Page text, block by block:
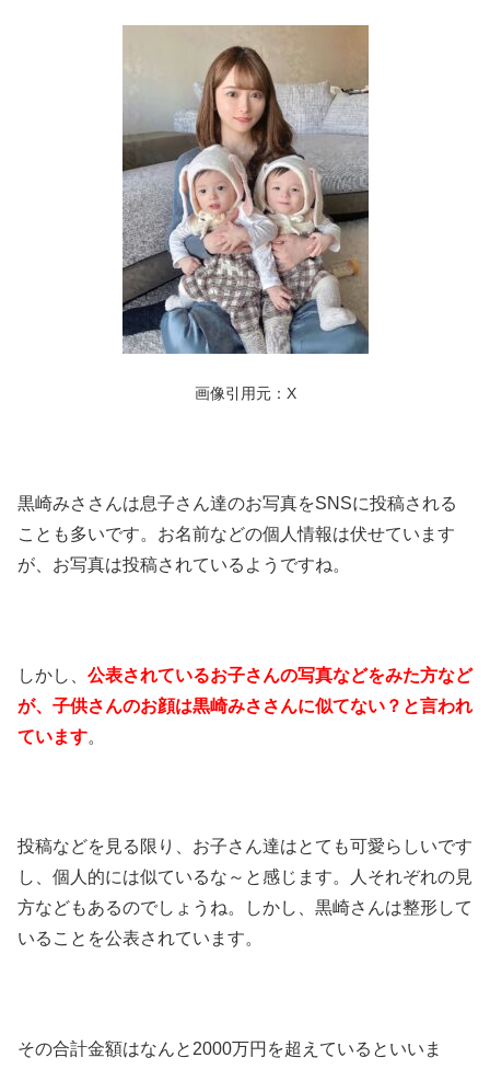
画像引用元：X
黒崎みささんは息子さん達のお写真をSNSに投稿される
ことも多いです。お名前などの個人情報は伏せています
が、お写真は投稿されているようですね。
しかし、 公表されているお子さんの写真などをみた方など
が、子供さんのお顔は黒崎みささんに似てない？と言われ
ています。
投稿などを見る限り、お子さん達はとても可愛らしいです
し、個人的には似ているな～と感じます。人それぞれの見
方などもあるのでしょうね。しかし、黒崎さんは整形して
いることを公表されています。
その合計金額はなんと2000万円を超えているといいま